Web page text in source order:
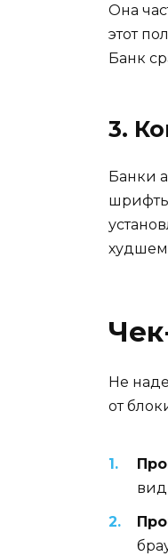
Она
этот
Банк
3.
Банки
худшем
Не
от